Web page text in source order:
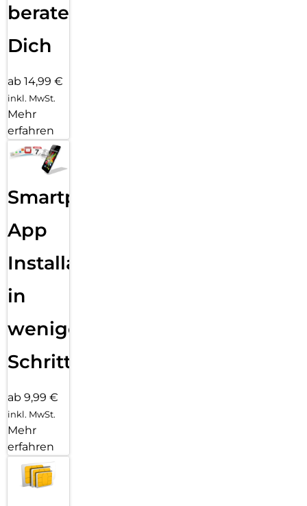
beraten
Dich
ab 14,99 €
inkl. MwSt.
Mehr
erfahren
Smartphone
App
Installation
in
wenigen
Schritten
ab 9,99 €
inkl. MwSt.
Mehr
erfahren